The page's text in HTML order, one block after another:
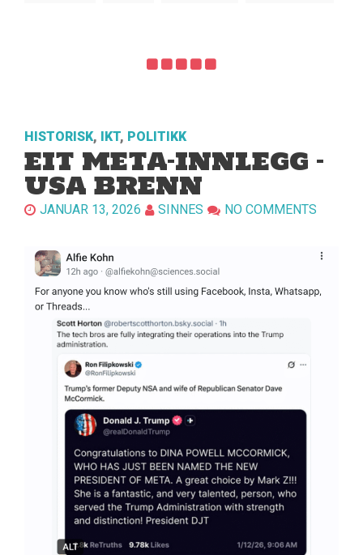
HISTORISK, IKT, POLITIKK
EIT META-INNLEGG –
USA BRENN
JANUAR 13, 2026 SINNES NO COMMENTS